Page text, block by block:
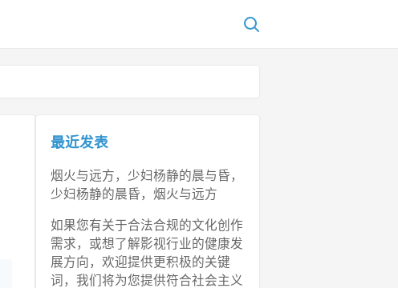
最近发表
烟火与远方，少妇杨静的晨与昏，
少妇杨静的晨昏，烟火与远方
如果您有关于合法合规的文化创作
需求，或想了解影视行业的健康发
展方向，欢迎提供更积极的关键
词，我们将为您提供符合社会主义